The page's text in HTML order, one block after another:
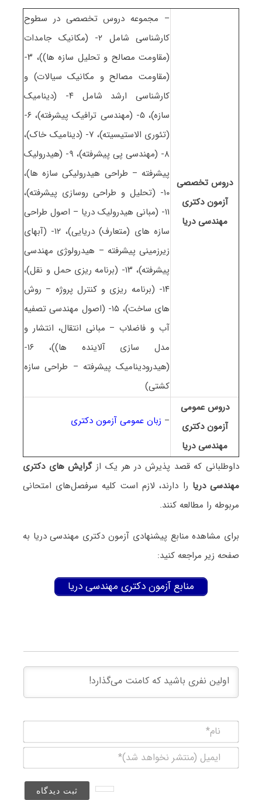
دروس تخصصی
آزمون دکتری
ﻣﻬﻨﺪسی درﻳﺎ
– مجموعه دروس تخصصی در سطوح
کارشناسی شامل ۲- (مکانیک جامدات
(مقاومت مصالح و تحلیل سازه ها))، ۳-
(مقاومت مصالح و مکانیک سیالات) و
کارشناسی ارشد شامل ۴- (دینامیک
سازه)، ۵- (مهندسی ترافیک پیشرفته)، ۶-
(تئوری الاستیسیته)، ۷- (دینامیک خاک)،
۸- (مهندسی پی پیشرفته)، ۹- (هیدرولیک
پیشرفته – طراحی هیدرولیکی سازه ها)،
۱۰- (تحلیل و طراحی روسازی پیشرفته)،
۱۱- (مبانی هیدرولیک دریا – اصول طراحی
سازه های (متعارف) دریایی)، ۱۲- (آبهای
زیرزمینی پیشرفته – هیدرولوژی مهندسی
پیشرفته)، ۱۳- (برنامه ریزی حمل و نقل)،
۱۴- (برنامه ریزی و کنترل پروژه – روش
های ساخت)، ۱۵- (اصول مهندسی تصفیه
آب و فاضلاب – مبانی انتقال، انتشار و
مدل سازی آلاینده ها))، ۱۶-
(هیدرودینامیک پیشرفته – طراحی سازه
کشتی)
دروس عمومی
آزمون دکتری
ﻣﻬﻨﺪسی درﻳﺎ
– زبان عمومی آزمون دکتری
داوطلبانی که قصد پذیرش در هر یک از گرایش های دکتری
ﻣﻬﻨﺪسی درﻳﺎ را دارند، لازم است کلیه سرفصل‌های امتحانی
مربوطه را مطالعه کنند.
برای مشاهده منابع پیشنهادی آزمون دکتری ﻣﻬﻨﺪسی درﻳﺎ به
صفحه زیر مراجعه کنید:
منابع آزمون دکتری ﻣﻬﻨﺪسی دریا
(منتشر